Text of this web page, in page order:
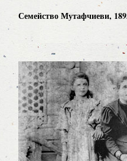
Семейство Мутафчиеви,